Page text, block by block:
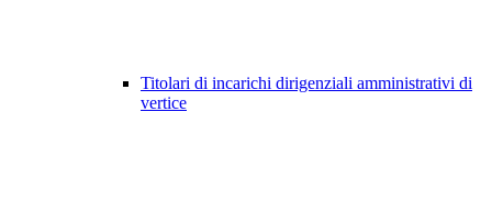
Titolari di incarichi dirigenziali amministrativi di
vertice